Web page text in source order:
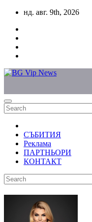
Skip
content
нд. авг. 9th, 2026
СЪБИТИЯ
Реклама
ПАРТНЬОРИ
КОНТАКТ